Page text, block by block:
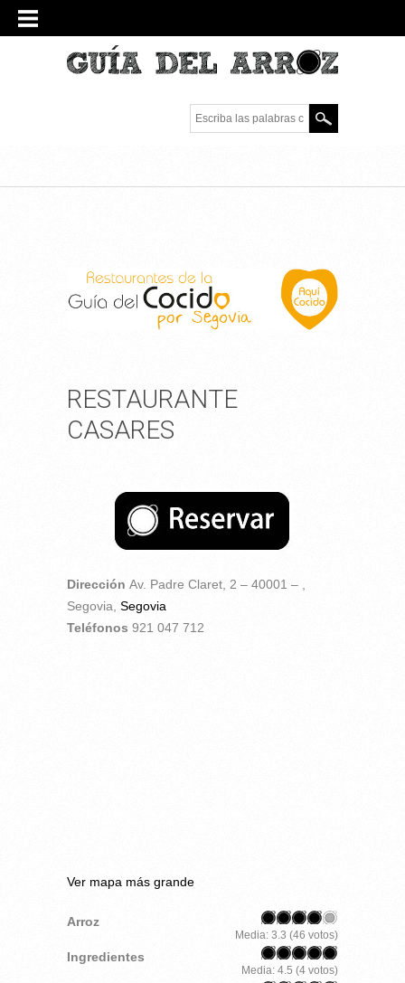
Escriba las palabras
clave.
RESTAURANTE
CASARES
Dirección Av. Padre Claret, 2 – 40001 – ,
Segovia, Segovia
Teléfonos 921 047 712
Ver mapa más grande
Arroz
Media: 3.3 (46 votos)
Ingredientes
Media: 4.5 (4 votos)